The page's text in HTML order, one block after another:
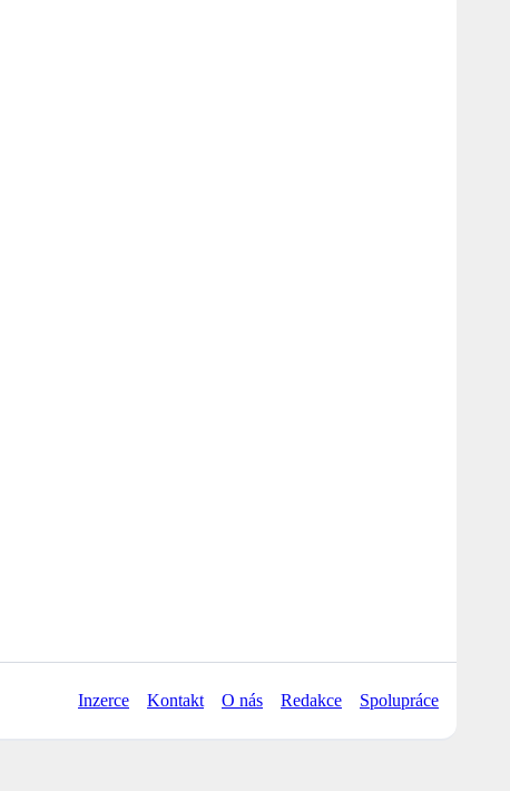
Inzerce Kontakt O nás Redakce Spolupráce